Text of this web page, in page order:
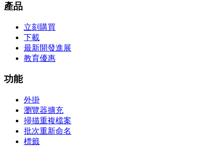
產品
立刻購買
下載
最新開發進展
教育優惠
功能
外掛
瀏覽器擴充
掃描重複檔案
批次重新命名
標籤